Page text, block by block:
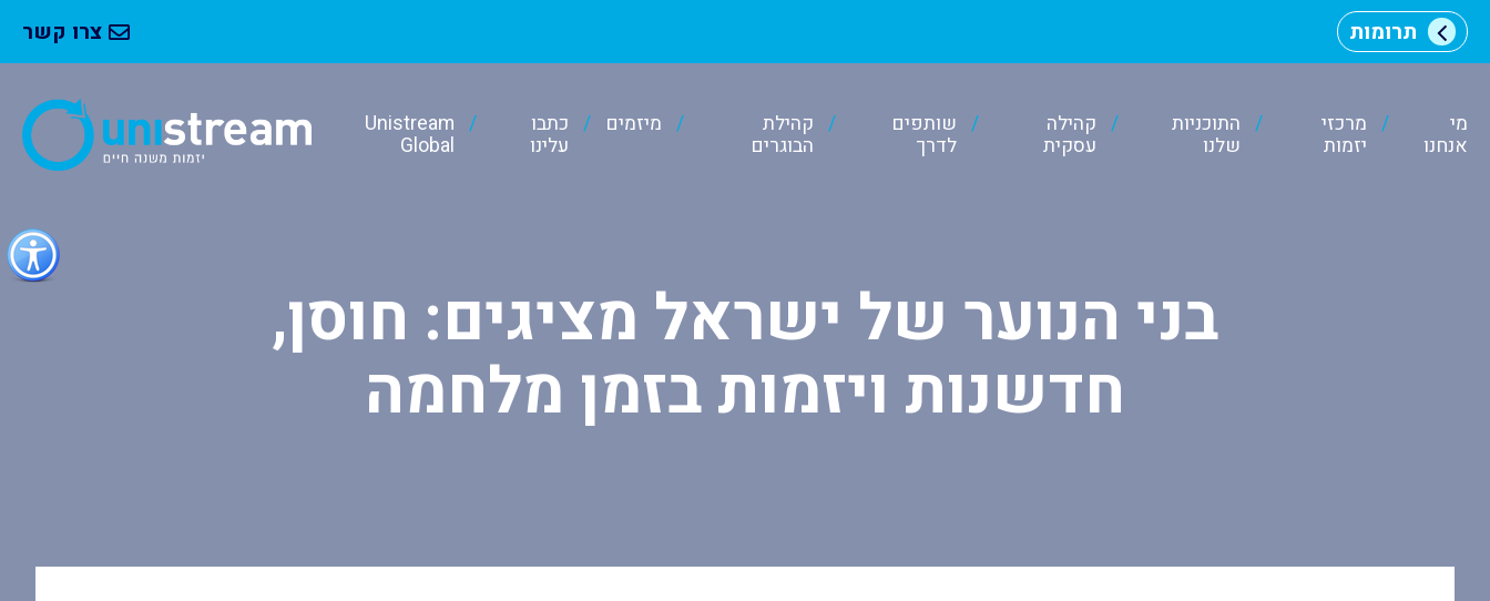
כפתור
לפתיחת
תפריט
נגישות
תרומות צרו קשר
מי
אנחנו
מרכזי
יזמות
התוכניות
שלנו
קהילה
עסקית
שותפים
לדרך
קהילת
הבוגרים
מיזמים
כתבו
עלינו
Unistream
Global
בני הנוער של ישראל מציגים: חוסן,
חדשנות ויזמות בזמן מלחמה